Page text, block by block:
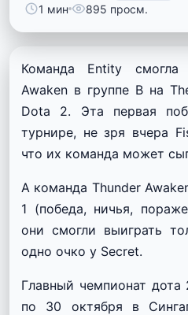
1 мин
895 просм.
Команда Entity
Awaken в группе В на
Dota 2. Эта первая
турнире, не зря вчера
что их команда может
А команда Thunder
1 (победа, ничья,
они смогли выиграть
одно очко у Secret.
Главный чемпионат
по 30 октября в